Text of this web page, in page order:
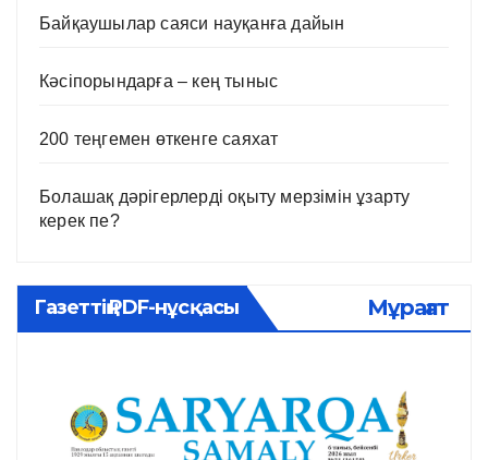
Байқаушылар саяси науқанға дайын
Кәсіпорындарға – кең тыныс
200 теңгемен өткенге саяхат
Болашақ дәрігерлерді оқыту мерзімін ұзарту
керек пе?
Газеттің PDF-нұсқасы Мұрағат